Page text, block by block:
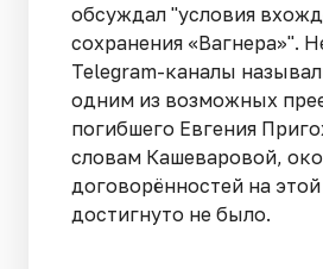
обсуждал "условия
сохранения «Вагнера»".
Telegram-каналы
одним из возможных
погибшего Евгения
словам Кашеваровой,
договорённостей на
достигнуто не было.